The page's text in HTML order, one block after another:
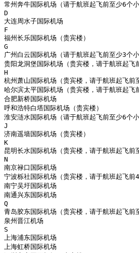
常州奔牛国际机场（请于航班起飞前至少6个小
D
大连周水子国际机场
F
福州长乐国际机场（贵宾楼）
G
广州白云国际机场（请于航班起飞前至少3个小
贵阳龙洞堡国际机场（贵宾楼，请于航班起飞
H
杭州萧山国际机场（贵宾楼，请于航班起飞前
哈尔滨太平国际机场（贵宾楼，请于航班起飞
合肥新桥国际机场
呼和浩特白塔国际机场（贵宾楼）
淮安涟水国际机场（请于航班起飞前至少6个小
J
济南遥墙国际机场（贵宾楼）
K
昆明长水国际机场（贵宾楼，请于航班起飞
N
南京禄口国际机场
宁波栎社国际机场（贵宾楼，请于航班起飞
南宁吴圩国际机场
南通兴东国际机场
Q
青岛胶东国际机场（贵宾楼，请于航班起飞前
泉州晋江机场
S
上海浦东国际机场
上海虹桥国际机场